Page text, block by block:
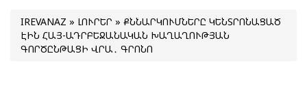
IREVANAZ » ԼՈՒՐԵՐ » ՔՆՆԱՐԿՈՒՄՆԵՐԸ ԿԵՆՏՐՈՆԱՑԱԾ
ԷԻՆ ՀԱՅ-ԱԴՐԲԵՋԱՆԱԿԱՆ ԽԱՂԱՂՈՒԹՅԱՆ
ԳՈՐԾԸՆԹԱՑԻ ՎՐԱ․ ԳՐՈՆՈ